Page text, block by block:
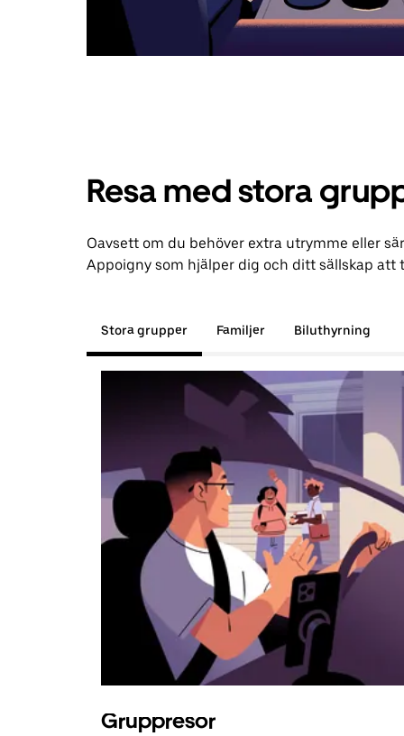
Resa med stora
Oavsett om du behöver extra utrymme eller
Appoigny som hjälper dig och ditt sällskap att
Stora grupper Familjer Biluthyrning
Gruppresor